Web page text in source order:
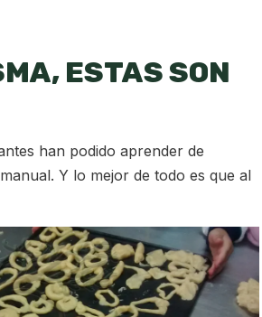
ESTAS SON
han podido aprender de
Y lo mejor de todo es que al